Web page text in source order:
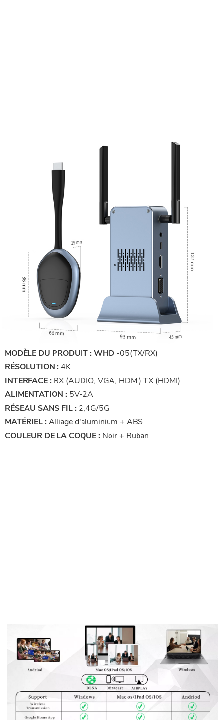
MODÈLE DU PRODUIT : WHD -05(TX/RX)
RÉSOLUTION : 4K
INTERFACE : RX (AUDIO, VGA, HDMI) TX (HDMI)
ALIMENTATION : 5V-2A
RÉSEAU SANS FIL : 2,4G/5G
MATÉRIEL : Alliage d'aluminium + ABS
COULEUR DE LA COQUE : Noir + Ruban